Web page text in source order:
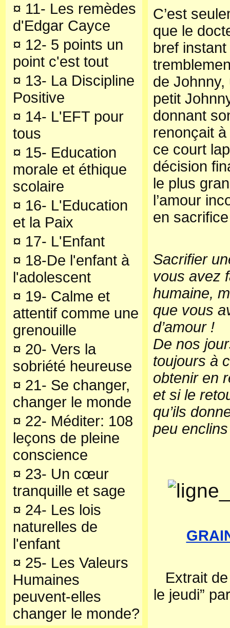
¤ 11- Les remèdes
d'Edgar Cayce
¤ 12- 5 points un
point c'est tout
¤ 13- La Discipline
Positive
¤ 14- L'EFT pour
tous
¤ 15- Education
morale et éthique
scolaire
¤ 16- L'Education
et la Paix
¤ 17- L'Enfant
¤ 18-De l'enfant à
l'adolescent
¤ 19- Calme et
attentif comme une
grenouille
¤ 20- Vers la
sobriété heureuse
¤ 21- Se changer,
changer le monde
¤ 22- Méditer: 108
leçons de pleine
conscience
¤ 23- Un cœur
tranquille et sage
¤ 24- Les lois
naturelles de
l'enfant
¤ 25- Les Valeurs
Humaines
peuvent-elles
changer le monde?
C’est
que le
bref instant
de
petit
donnant
renonçait
ce court
décision
le plus
l’amour
en
Sacrifier
vous avez
humaine,
que vous
d’amour !
De nos
toujours à
obtenir en
et si le
qu’ils
peu
Extrait
le jeudi”